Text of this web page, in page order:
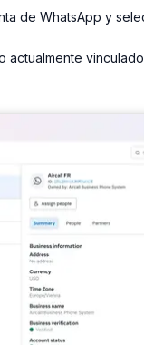
de WhatsApp y
actualmente